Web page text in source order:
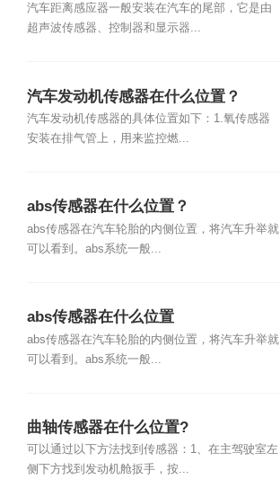
汽车距离感应器一般安装在汽车的尾部，它是由
超声波传感器、控制器和显示器...
汽车发动机传感器在什么位置？
汽车发动机传感器的具体位置如下：1.氧传感器
安装在排气管上，用来监控燃...
abs传感器在什么位置？
abs传感器在汽车轮胎的内侧位置，将汽车升举就
可以看到。abs系统一般...
abs传感器在什么位置
abs传感器在汽车轮胎的内侧位置，将汽车升举就
可以看到。abs系统一般...
曲轴传感器在什么位置?
可以通过以下方法找到传感器：1、在主驾驶室左
侧下方找到发动机舱扳手，按...